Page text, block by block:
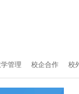
管理 校企合作 校